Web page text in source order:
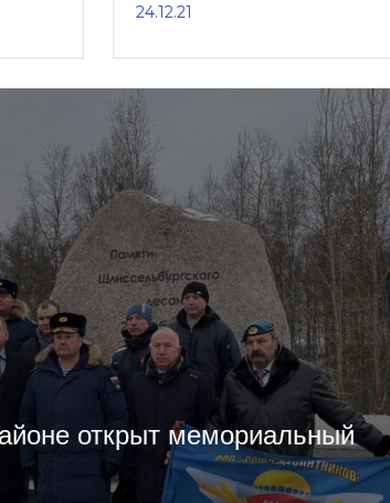
24.12.21
открыт мемориальный